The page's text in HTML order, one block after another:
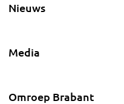
Nieuws
Media
Omroep Brabant